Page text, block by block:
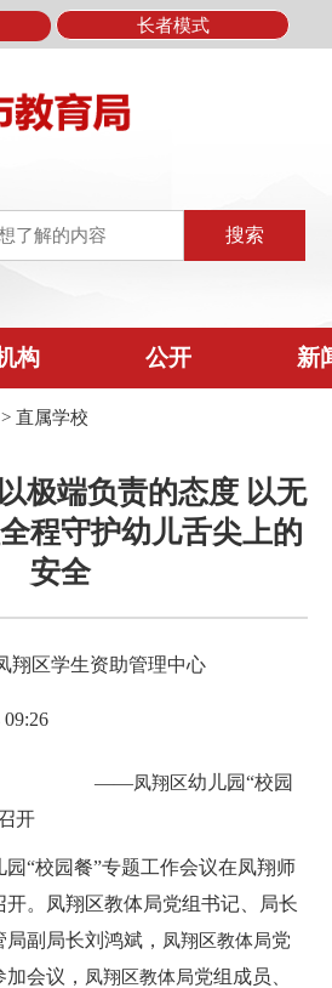
长者模式
构 公开 新
> 直属学校
极端负责的态度 以无
程守护幼儿舌尖上的
安全
翔区学生资助管理中心
凤翔区幼儿园“校园
开
“校园餐”专题工作会议在凤翔师
。凤翔区教体局党组书记、局长
副局长刘鸿斌， 凤翔区教体局党
会议， 凤翔区教体局党组成员、